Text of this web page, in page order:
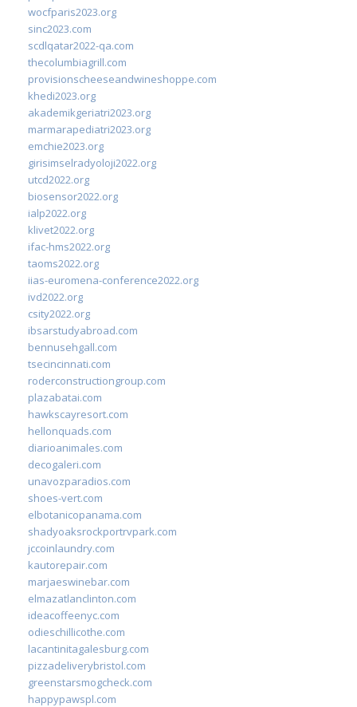
wocfparis2023.org
sinc2023.com
scdlqatar2022-qa.com
thecolumbiagrill.com
provisionscheeseandwineshoppe.com
khedi2023.org
akademikgeriatri2023.org
marmarapediatri2023.org
emchie2023.org
girisimselradyoloji2022.org
utcd2022.org
biosensor2022.org
ialp2022.org
klivet2022.org
ifac-hms2022.org
taoms2022.org
iias-euromena-conference2022.org
ivd2022.org
csity2022.org
ibsarstudyabroad.com
bennusehgall.com
tsecincinnati.com
roderconstructiongroup.com
plazabatai.com
hawkscayresort.com
hellonquads.com
diarioanimales.com
decogaleri.com
unavozparadios.com
shoes-vert.com
elbotanicopanama.com
shadyoaksrockportrvpark.com
jccoinlaundry.com
kautorepair.com
marjaeswinebar.com
elmazatlanclinton.com
ideacoffeenyc.com
odieschillicothe.com
lacantinitagalesburg.com
pizzadeliverybristol.com
greenstarsmogcheck.com
happypawspl.com